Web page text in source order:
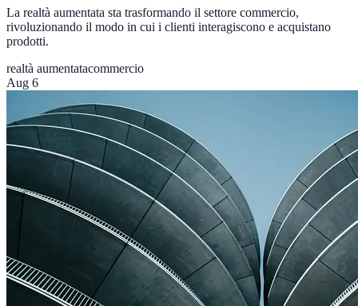
La realtà aumentata sta trasformando il settore commercio,
rivoluzionando il modo in cui i clienti interagiscono e acquistano
prodotti.
realtà aumentatacommercio
Aug 6